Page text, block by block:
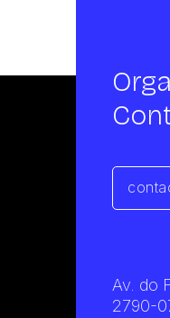
Av. do
2790-